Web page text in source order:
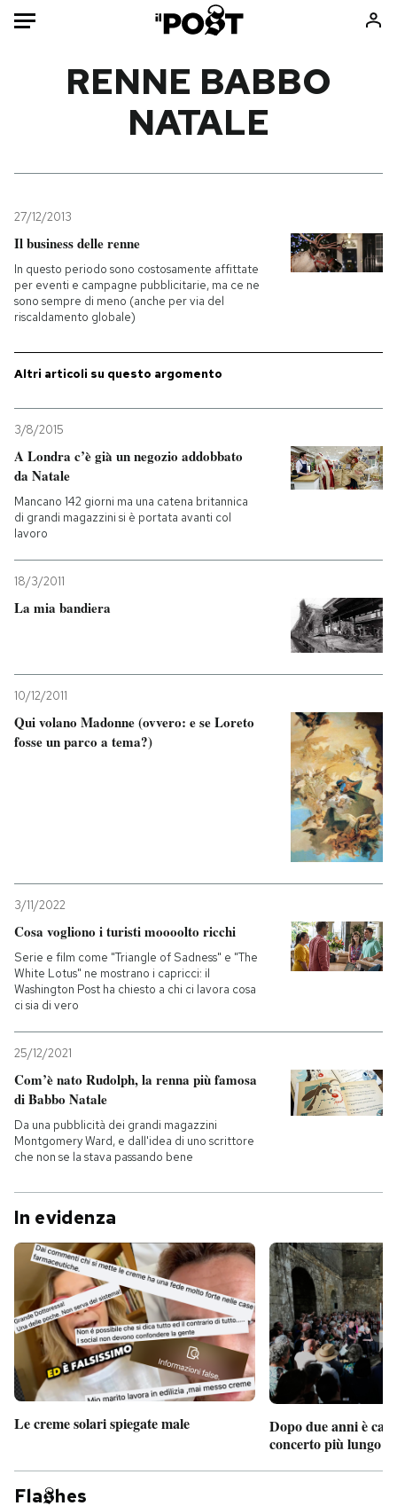
Mondo
Tecnologia
Internet
Scienza
Cultura
Economia
Sport
Libri
Ok Boomer!
Media
Mondiali calcio 2026
PODCAST
SHOP
AREA PERSONALE
RENNE BABBO
NATALE
27/12/2013
Il business delle renne
In questo periodo sono costosamente affittate
per eventi e campagne pubblicitarie, ma ce ne
sono sempre di meno (anche per via del
riscaldamento globale)
Altri articoli su questo argomento
3/8/2015
A Londra c’è già un negozio addobbato
da Natale
Mancano 142 giorni ma una catena britannica
di grandi magazzini si è portata avanti col
lavoro
18/3/2011
La mia bandiera
10/12/2011
Qui volano Madonne (ovvero: e se Loreto
fosse un parco a tema?)
3/11/2022
Cosa vogliono i turisti moooolto ricchi
Serie e film come "Triangle of Sadness" e "The
White Lotus" ne mostrano i capricci: il
Washington Post ha chiesto a chi ci lavora cosa
ci sia di vero
25/12/2021
Com’è nato Rudolph, la renna più famosa
di Babbo Natale
Da una pubblicità dei grandi magazzini
Montgomery Ward, e dall'idea di uno scrittore
che non se la stava passando bene
In evidenza
Le creme solari spiegate male
Dopo due anni è
concerto più lungo
Fla hes